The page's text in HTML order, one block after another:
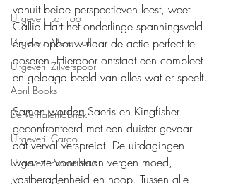
Uitgeverij Lannoo
Uitgeverij Melenhoff
Uitgeverij Zilverspoor
April Books
De Verhalenfabriek
Uitgeverij Cargo
Uitgeverij Prometheus
vanuit beide perspectieven leest, weet
Callie Hart het onderlinge spanningsveld
én de opbouw naar de actie perfect te
doseren. Hierdoor ontstaat een compleet
en gelaagd beeld van alles wat er speelt.
Samen worden Saeris en Kingfisher
geconfronteerd met een duister gevaar
dat verval verspreidt. De uitdagingen
waar ze voor staan vergen moed,
vastberadenheid en hoop. Tussen alle